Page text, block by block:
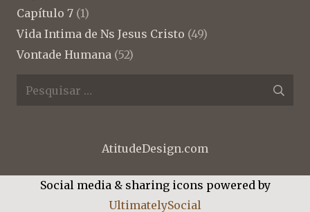
Capítulo 7 (1)
Vida Intima de Ns Jesus Cristo (49)
Vontade Humana (52)
Pesquisar
AtitudeDesign.com
Social media & sharing icons powered by
UltimatelySocial